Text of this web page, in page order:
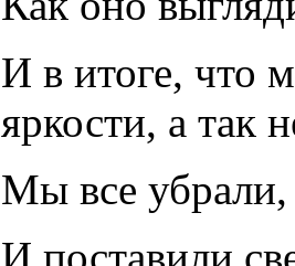
И в итоге, что
яркости, а так
Мы все убрали,